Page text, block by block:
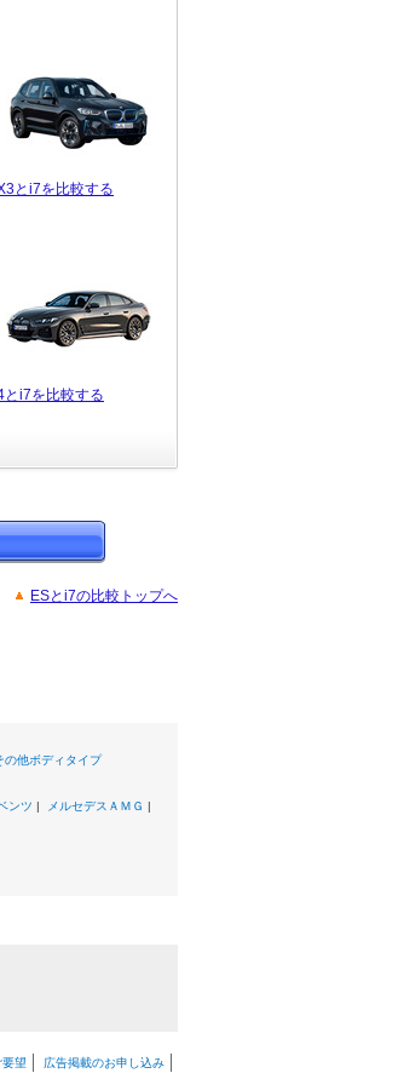
とi7を比較する
とi7を比較する
ESとi7の比較トップへ
の他ボディタイプ
ンツ | メルセデスＡＭＧ |
望 広告掲載のお申し込み